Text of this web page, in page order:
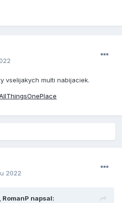
vselijakych multi nabijaciek.
2022
RomanP napsal: